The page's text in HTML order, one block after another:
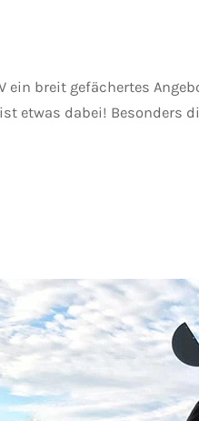
breit gefächertes
etwas dabei! Besonders